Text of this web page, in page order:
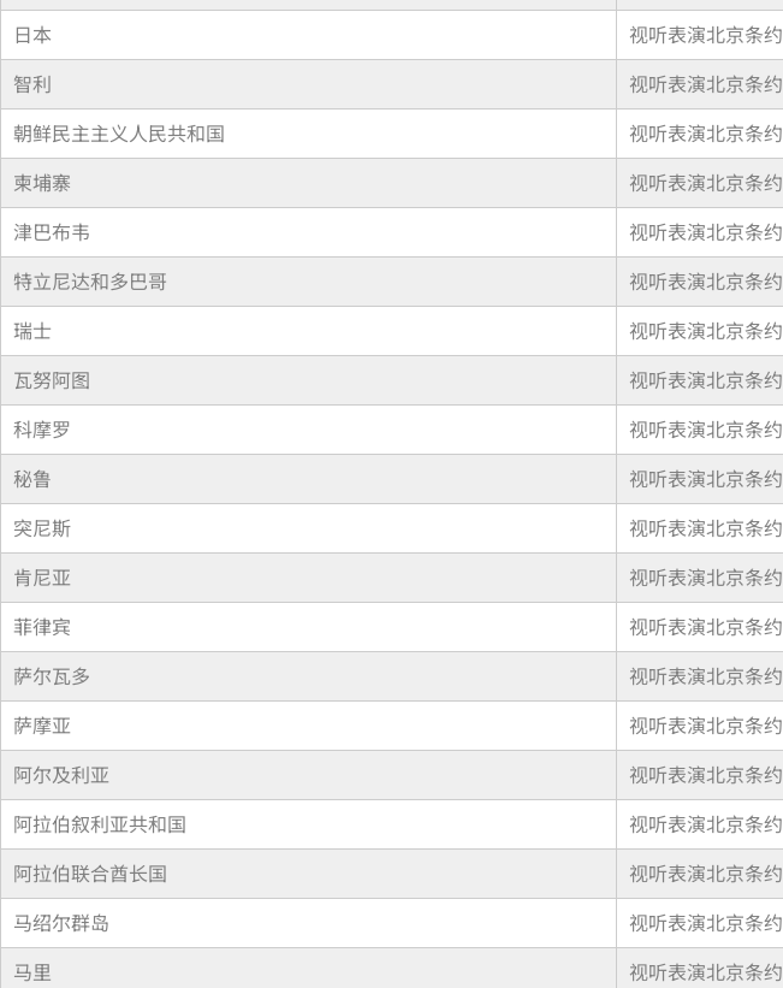
日本
视听表演北京条约
智利
视听表演北京条约
朝鲜民主主义人民共和国
视听表演北京条约
柬埔寨
视听表演北京条约
津巴布韦
视听表演北京条约
特立尼达和多巴哥
视听表演北京条约
瑞士
视听表演北京条约
瓦努阿图
视听表演北京条约
科摩罗
视听表演北京条约
秘鲁
视听表演北京条约
突尼斯
视听表演北京条约
肯尼亚
视听表演北京条约
菲律宾
视听表演北京条约
萨尔瓦多
视听表演北京条约
萨摩亚
视听表演北京条约
阿尔及利亚
视听表演北京条约
阿拉伯叙利亚共和国
视听表演北京条约
阿拉伯联合酋长国
视听表演北京条约
马绍尔群岛
视听表演北京条约
马里
视听表演北京条约